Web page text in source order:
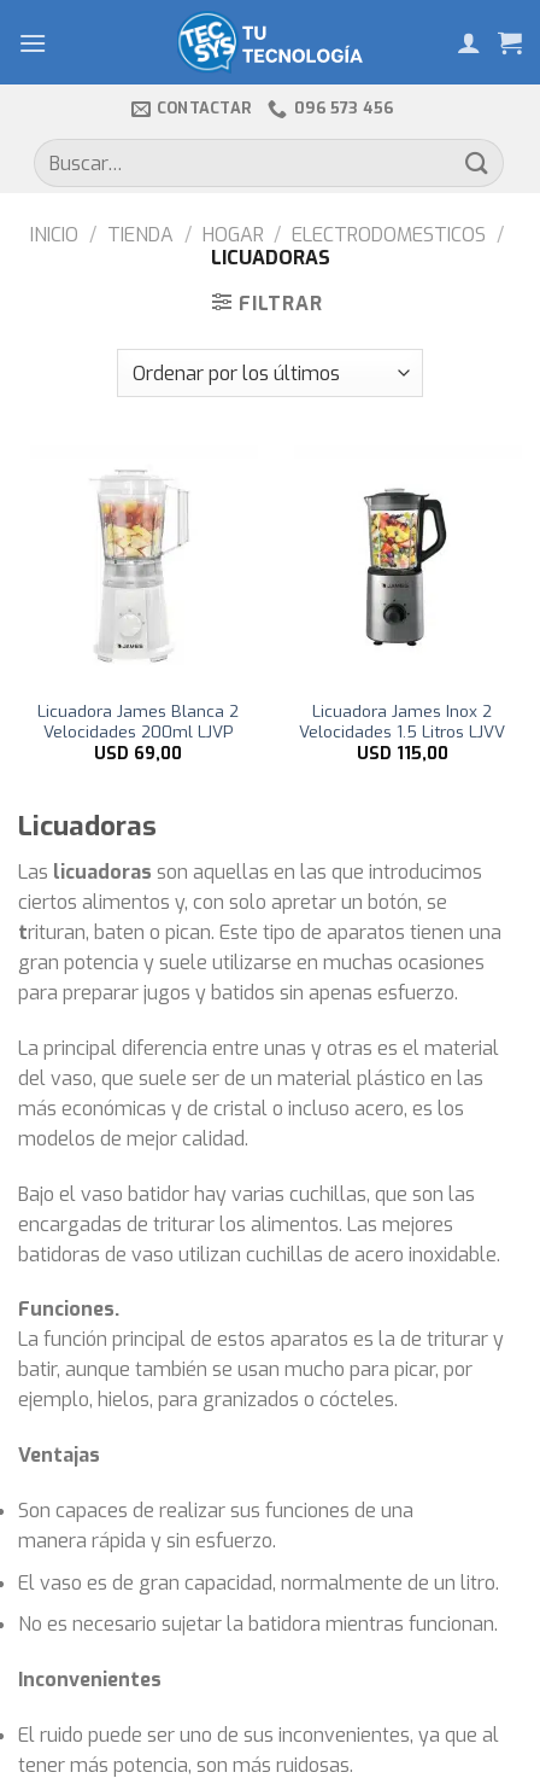
CONTACTAR 096 573 456
Buscar
por:
INICIO / TIENDA / HOGAR / ELECTRODOMESTICOS /
LICUADORAS
FILTRAR
Licuadora James Blanca 2
Velocidades 200ml LJVP
USD 69,00
Licuadora James Inox 2
Velocidades 1.5 Litros LJVV
USD 115,00
Licuadoras
Las licuadoras son aquellas en las que introducimos
ciertos alimentos y, con solo apretar un botón, se
trituran, baten o pican. Este tipo de aparatos tienen una
gran potencia y suele utilizarse en muchas ocasiones
para preparar jugos y batidos sin apenas esfuerzo.
La principal diferencia entre unas y otras es el material
del vaso, que suele ser de un material plástico en las
más económicas y de cristal o incluso acero, es los
modelos de mejor calidad.
Bajo el vaso batidor hay varias cuchillas, que son las
encargadas de triturar los alimentos. Las mejores
batidoras de vaso utilizan cuchillas de acero inoxidable.
Funciones.
La función principal de estos aparatos es la de triturar y
batir, aunque también se usan mucho para picar, por
ejemplo, hielos, para granizados o cócteles.
Ventajas
Son capaces de realizar sus funciones de una
manera rápida y sin esfuerzo.
El vaso es de gran capacidad, normalmente de un litro.
No es necesario sujetar la batidora mientras funcionan.
Inconvenientes
El ruido puede ser uno de sus inconvenientes, ya que al
tener más potencia, son más ruidosas.